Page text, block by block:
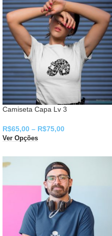
Camiseta Capa Lv 3
R$65,00 – R$75,00
Ver Opções